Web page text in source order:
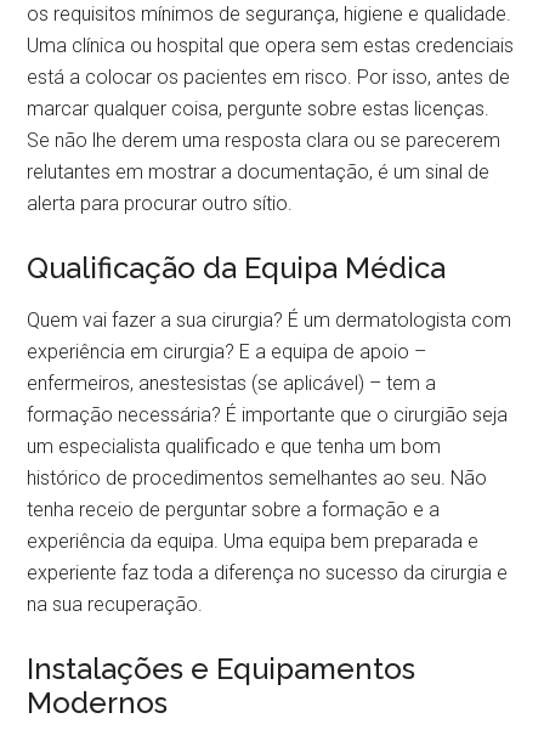
os requisitos mínimos de segurança, higiene e qualidade.
Uma clínica ou hospital que opera sem estas credenciais
está a colocar os pacientes em risco. Por isso, antes de
marcar qualquer coisa, pergunte sobre estas licenças.
Se não lhe derem uma resposta clara ou se parecerem
relutantes em mostrar a documentação, é um sinal de
alerta para procurar outro sítio.
Qualificação da Equipa Médica
Quem vai fazer a sua cirurgia? É um dermatologista com
experiência em cirurgia? E a equipa de apoio –
enfermeiros, anestesistas (se aplicável) – tem a
formação necessária? É importante que o cirurgião seja
um especialista qualificado e que tenha um bom
histórico de procedimentos semelhantes ao seu. Não
tenha receio de perguntar sobre a formação e a
experiência da equipa. Uma equipa bem preparada e
experiente faz toda a diferença no sucesso da cirurgia e
na sua recuperação.
Instalações e Equipamentos
Modernos